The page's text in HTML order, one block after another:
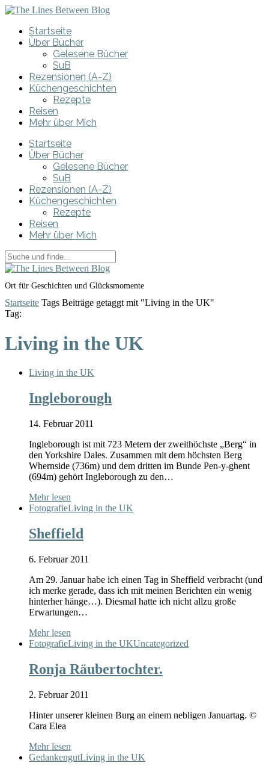
Startseite
Über Bücher
Gelesene Bücher
SuB
Rezensionen (A-Z)
Küchengeschichten
Rezepte
Reisen
Mehr über Mich
Startseite
Über Bücher
Gelesene Bücher
SuB
Rezensionen (A-Z)
Küchengeschichten
Rezepte
Reisen
Mehr über Mich
Ort für Geschichten und Glücksmomente
Startseite Tags Beiträge getaggt mit "Living in the UK"
Tag:
Living in the UK
Living in the UK
Ingleborough
14. Februar 2011
Ingleborough ist mit 723 Metern der zweithöchste „Berg“ in
den Yorkshire Dales. Zusammen mit dem höchsten Berg
Whernside (736m) und dem dritten im Bunde Pen-y-ghent
(694m) gehört Ingleborough zu den…
Mehr lesen
FotografieLiving in the UK
Sheffield
6. Februar 2011
Am 29. Januar habe ich einen Tag in Sheffield verbracht (und
ich merke gerade, dass ich mit meinen Berichten ein wenig
hinterher hänge…). Diesmal hatte ich nicht allzu große
Erwartungen…
Mehr lesen
FotografieLiving in the UKUncategorized
Ronja Räubertochter.
2. Februar 2011
Hinter unserer kleinen Burg an einem nebligen Januartag. ©
Cara Elea
Mehr lesen
GedankengutLiving in the UK